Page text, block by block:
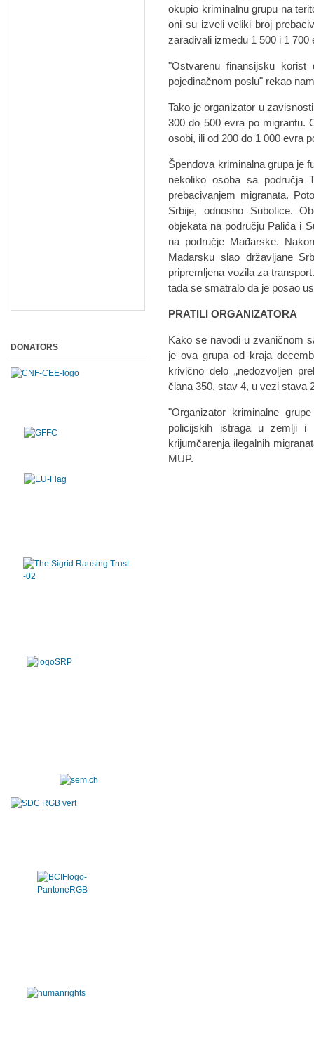
okupio kriminalnu grupu na
oni su izveli veliki broj
zarađivali između 1 500 i 1
"Ostvarenu finansijsku
pojedinačnom poslu" rekao
Tako je organizator u
300 do 500 evra po migrantu.
osobi, ili od 200 do 1 000 evra
Špendova kriminalna grupa je
nekoliko osoba sa područja
prebacivanjem migranata.
Srbije, odnosno Subotice.
objekata na području Palića i
na područje Mađarske.
Mađarsku slao državljane
pripremljena vozila za
tada se smatralo da je posao
PRATILI ORGANIZATORA
Kako se navodi u zvaničnom
je ova grupa od kraja
krivično delo „nedozvoljen
člana 350, stav 4, u vezi stava
"Organizator kriminalne
policijskih istraga u zemlji i
krijumčarenja ilegalnih
MUP.
DONATORS